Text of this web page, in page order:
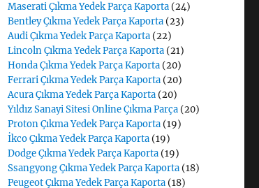
Maserati Çıkma Yedek Parça Kaporta (24)
Bentley Çıkma Yedek Parça Kaporta (23)
Audi Çıkma Yedek Parça Kaporta (22)
Lincoln Çıkma Yedek Parça Kaporta (21)
Honda Çıkma Yedek Parça Kaporta (20)
Ferrari Çıkma Yedek Parça Kaporta (20)
Acura Çıkma Yedek Parça Kaporta (20)
Yıldız Sanayi Sitesi Online Çıkma Parça (20)
Proton Çıkma Yedek Parça Kaporta (19)
İkco Çıkma Yedek Parça Kaporta (19)
Dodge Çıkma Yedek Parça Kaporta (19)
Ssangyong Çıkma Yedek Parça Kaporta (18)
Peugeot Çıkma Yedek Parça Kaporta (18)